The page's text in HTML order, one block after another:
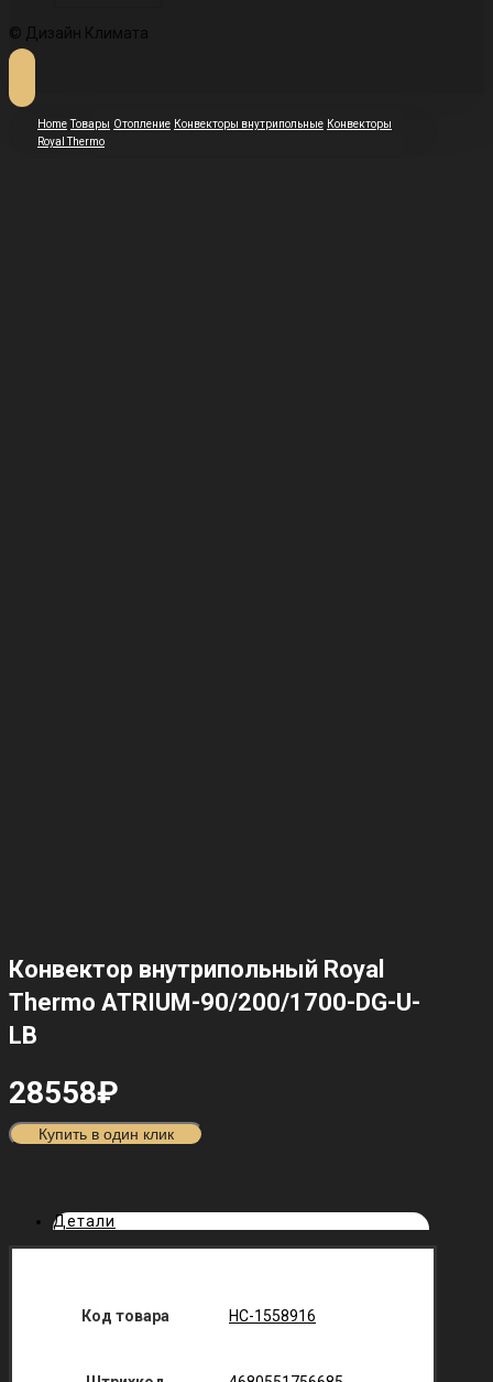
© Дизайн Климата
Home Товары Отопление Конвекторы внутрипольные Конвекторы
Royal Thermo
Конвектор внутрипольный Royal
Thermo ATRIUM-90/200/1700-DG-U-
LB
28558₽
Купить в один клик
Детали
Код товара НС-1558916